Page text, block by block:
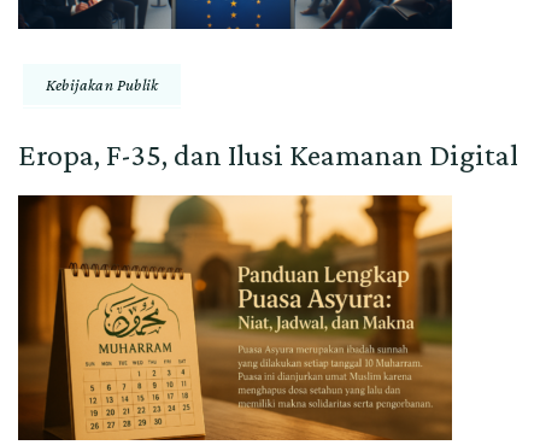
Kebijakan Publik
Eropa, F-35, dan Ilusi Keamanan Digital